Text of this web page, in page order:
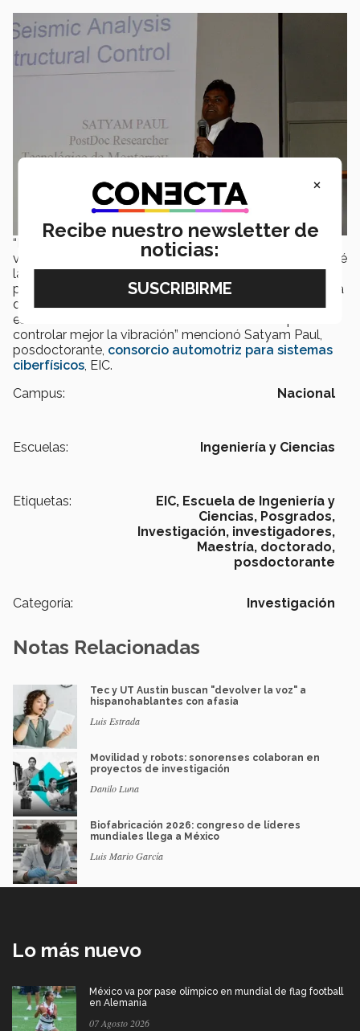
“Mi investigación durante el doctorado se enfocó en la
vibración de los edificios durante los terremotos. Estudié
las fuerzas unidireccionales así como las sísmicas para
poder construir un modelo bidireccional de la estructura
de un edificio. Con este prototipo me di cuenta que una
estructura con fuerzas activas bidireccionales puede
controlar mejor la vibración” mencionó Satyam Paul,
posdoctorante, consorcio automotriz para sistemas
ciberfísicos , EIC.
Campus:
Nacional
Escuelas: Ingeniería y Ciencias
Etiquetas: EIC, Escuela de Ingeniería y
Ciencias, Posgrados,
Investigación, investigadores,
Maestría, doctorado,
posdoctorante
Categoría: Investigación
Notas Relacionadas
Tec y UT Austin buscan "devolver la voz" a
hispanohablantes con afasia
Luis Estrada
Movilidad y robots: sonorenses colaboran en
proyectos de investigación
Danilo Luna
Biofabricación 2026: congreso de líderes
mundiales llega a México
Luis Mario García
Lo más nuevo
México va por pase olímpico en mundial de flag football
en Alemania
07 Agosto 2026
×
Recibe nuestro newsletter de
noticias: